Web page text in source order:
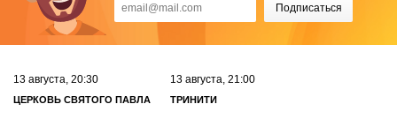
Подписаться
13 августа, 20:30
ЦЕРКОВЬ СВЯТОГО ПАВЛА
13 августа, 21:00
ТРИНИТИ